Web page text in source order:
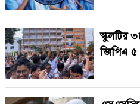
স্কুলটির
জিপিএ ৫